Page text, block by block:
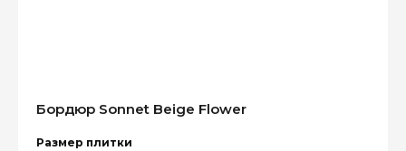
Бордюр Sonnet Beige Flower
Размер плитки